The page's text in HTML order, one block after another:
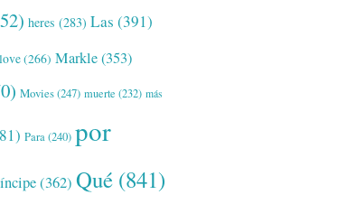
heres (283) Las (391)
love(266) Markle(353)
Movies(247) muerte (232) más
Para(240) por
(362) Qué (841)